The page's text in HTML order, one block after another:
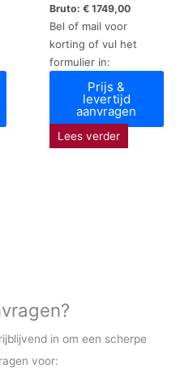
Bruto: €1749,00
Bel of mail voor
korting of vul het
formulier in:
Prijs &
levertijd
aanvragen
Lees verder
in om een scherpe
voor: